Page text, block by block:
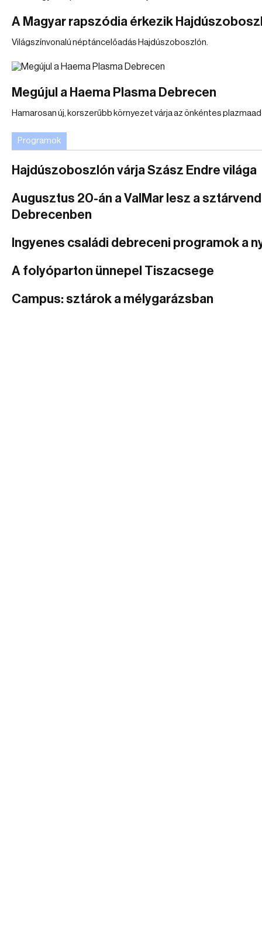
A Magyar rapszódia érkezik
Világszínvonalú néptáncelőadás Hajdúszoboszlón.
Megújul a Haema Plasma Debrecen
Hamarosan új, korszerűbb környezet várja az önkéntes
Programok
Hajdúszoboszlón várja Szász Endre világa
Augusztus 20-án a ValMar lesz a
Debrecenben
Ingyenes családi debreceni programok a
A folyóparton ünnepel Tiszacsege
Campus: sztárok a mélygarázsban